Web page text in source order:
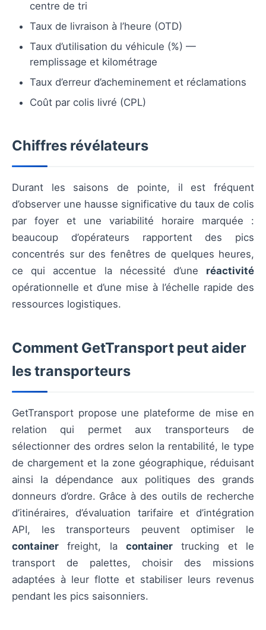
centre de tri
Taux de livraison à l’heure (OTD)
Taux d’utilisation du véhicule (%) —
remplissage et kilométrage
Taux d’erreur d’acheminement et réclamations
Coût par colis livré (CPL)
Chiffres révélateurs
Durant les saisons de pointe, il est fréquent
d’observer une hausse significative du taux de colis
par foyer et une variabilité horaire marquée :
beaucoup d’opérateurs rapportent des pics
concentrés sur des fenêtres de quelques heures,
ce qui accentue la nécessité d’une réactivité
opérationnelle et d’une mise à l’échelle rapide des
ressources logistiques.
Comment GetTransport peut aider
les transporteurs
GetTransport propose une plateforme de mise en
relation qui permet aux transporteurs de
sélectionner des ordres selon la rentabilité, le type
de chargement et la zone géographique, réduisant
ainsi la dépendance aux politiques des grands
donneurs d’ordre. Grâce à des outils de recherche
d’itinéraires, d’évaluation tarifaire et d’intégration
API, les transporteurs peuvent optimiser le
container freight, la container trucking et le
transport de palettes, choisir des missions
adaptées à leur flotte et stabiliser leurs revenus
pendant les pics saisonniers.